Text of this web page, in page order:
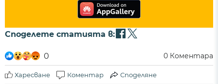
Споделете статията в:
0 0 Коментара
Харесване Коментар Споделяне